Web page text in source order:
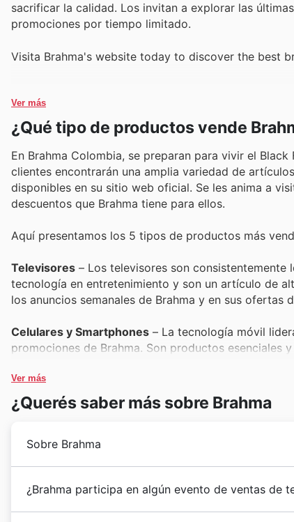
sacrificar la calidad. Los invitan a explorar las
promociones por tiempo limitado.
Visita Brahma's website today to discover the best
Ver más
¿Qué tipo de productos vende
En Brahma Colombia, se preparan para vivir el
clientes encontrarán una amplia variedad de
disponibles en su sitio web oficial. Se les anima a
descuentos que Brahma tiene para ellos.
Aquí presentamos los 5 tipos de productos más
Televisores – Los televisores son
tecnología en entretenimiento y son un artículo de
los anuncios semanales de Brahma y en sus ofertas
Celulares y Smartphones – La tecnología móvil
promociones de Brahma. Son productos
Línea Blanca (Electrodomésticos)– La línea blanca,
significativo en las ventas durante Black Friday.
dispositivos, reflejando su alta demanda y su
Ver más
¿Querés saber más sobre Brahma
Sobre Brahma
referente en el mundo del deporte. Su
innovación, ofreciendo a los colombianos una
¿Brahma participa en algún evento de ventas de